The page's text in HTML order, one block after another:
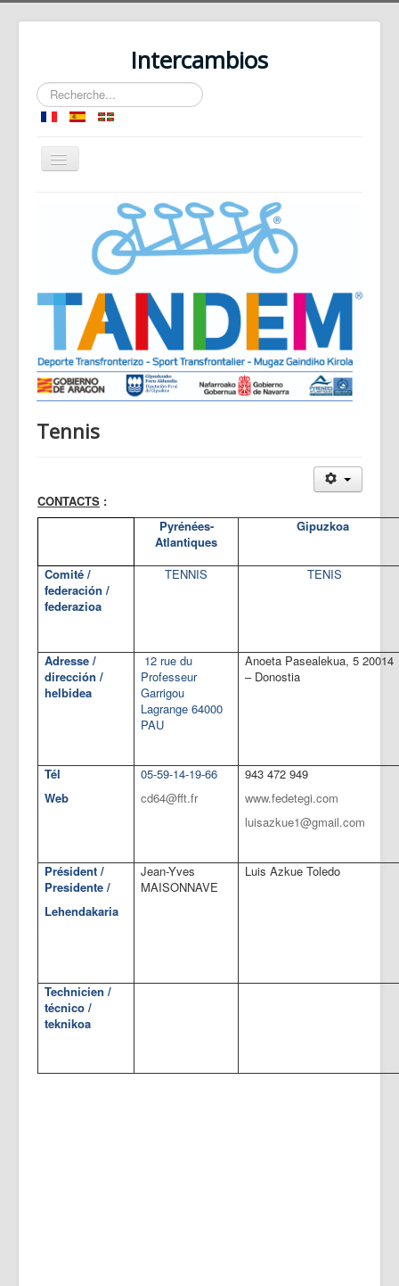
Intercambios
Rechercher
Basculer
la
Le Dispositif
Les Sports Collectifs
Les Sports Individuels
Les Sports de Pleine Nature
Contact plateforme
Espace Collaboratif
Tennis
CONTACTS :
Pyrénées-
Atlantiques
Gipuzkoa
Comité /
federación /
federazioa
TENNIS TENIS
Adresse /
dirección /
helbidea
12 rue du
Professeur
Garrigou
Lagrange 64000
PAU
Anoeta Pasealekua, 5 20014
– Donostia
Tél
Web
05-59-14-19-66
cd64@fft.fr
943 472 949
www.fedetegi.com
luisazkue1@gmail.com
Président /
Presidente /
Lehendakaria
Jean-Yves
MAISONNAVE
Luis Azkue Toledo
Technicien /
técnico /
teknikoa